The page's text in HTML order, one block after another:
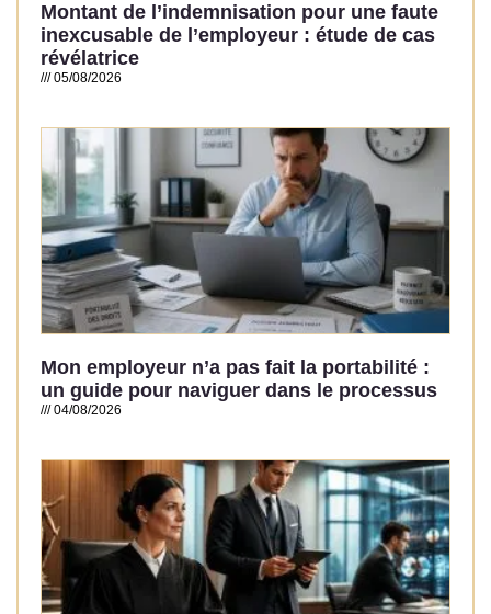
Montant de l’indemnisation pour une faute
inexcusable de l’employeur : étude de cas
révélatrice
05/08/2026
Mon employeur n’a pas fait la portabilité :
un guide pour naviguer dans le processus
04/08/2026